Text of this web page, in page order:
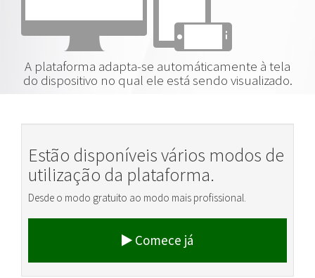
A plataforma adapta-se automáticamente à tela
do dispositivo no qual ele está sendo visualizado.
Estão disponíveis vários modos de
utilização da plataforma.
Desde o modo gratuito ao modo mais profissional.
Comece já